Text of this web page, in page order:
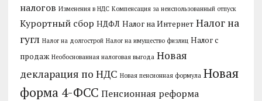
налогов Изменения в НДС Компенсация за неиспользованный отпуск
Курортный сбор НДФЛ Налог на Интернет Налог на
гугл Налог на долгострой Налог на имущество физлиц Налог с
продаж Необоснованная налоговая выгода Новая
декларация по НДС Новая пенсионная формула Новая
форма 4-ФСС Пенсионная реформа